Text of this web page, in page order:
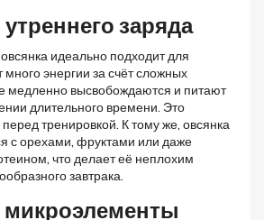
заряда
идеально подходит для
много энергии за счёт сложных
медленно высвобождаются и питают
длительного времени. Это
тренировкой. К тому же, овсянка
с орехами, фруктами или даже
что делает её неплохим
завтрака.